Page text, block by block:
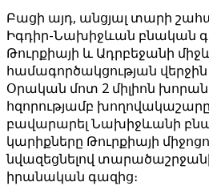
Բացի այդ, անցյալ տարի
Իգդիր-Նախիջևան բնական
Թուրքիայի և Ադրբեջանի
համագործակցության վերջին
Օրական մոտ 2 միլիոն
հզորությամբ
բավարարել Նախիջևանի
կարիքները Թուրքիայի
նվազեցնելով
իրանական գազից։